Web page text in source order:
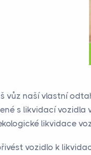
vůz naší vlastní
s likvidací
likvidace
vozidlo k